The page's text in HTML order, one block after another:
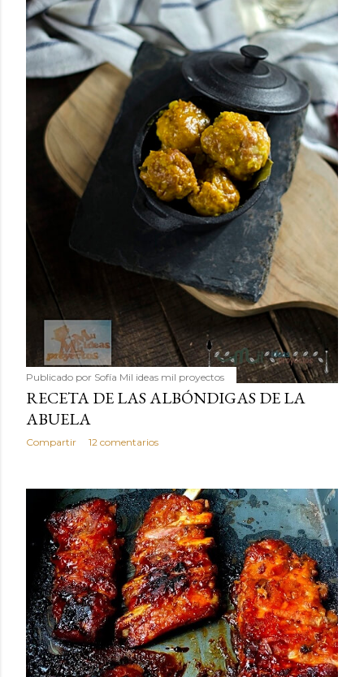
Publicado por Sofía Mil ideas mil proyectos
RECETA DE LAS ALBÓNDIGAS DE LA
ABUELA
Compartir 12 comentarios